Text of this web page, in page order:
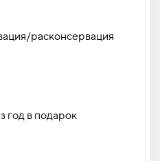
расконсервация
год в подарок